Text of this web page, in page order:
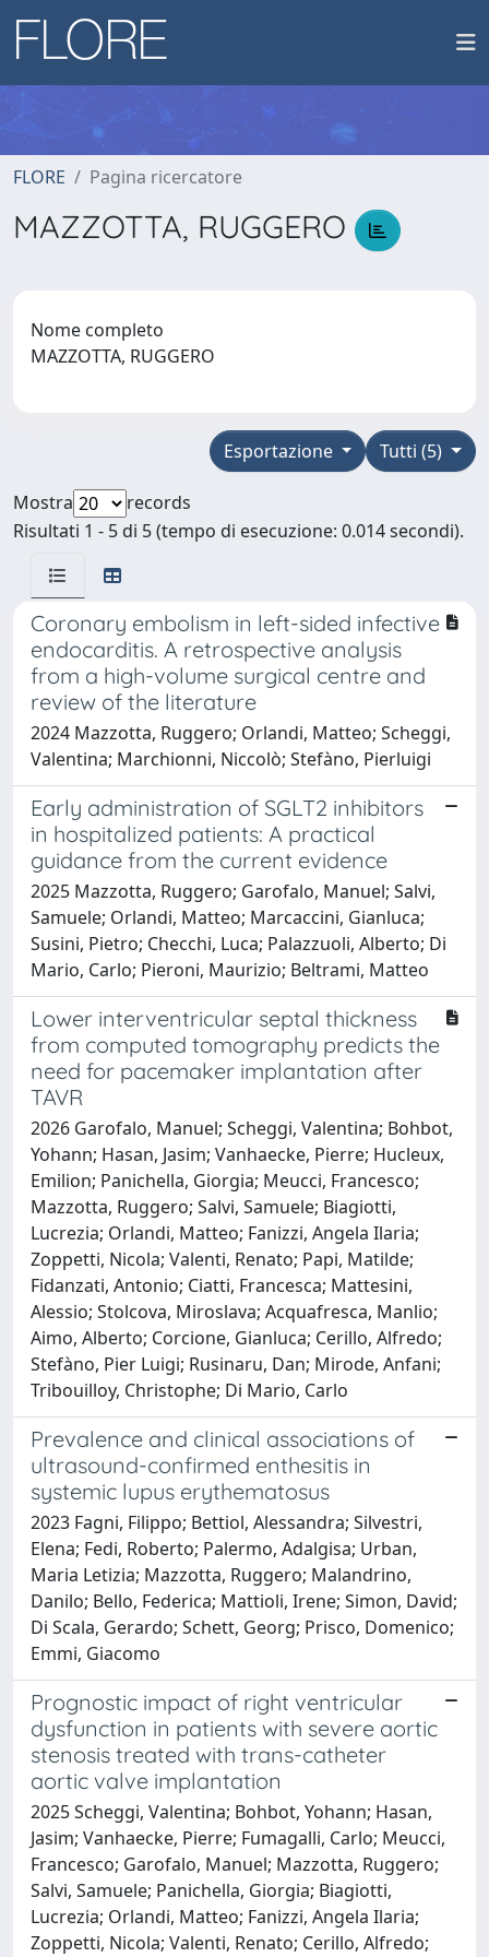
FLORE Pagina ricercatore
MAZZOTTA, RUGGERO
Nome completo
MAZZOTTA, RUGGERO
Tutti (5)
Esportazione
Mostra
records
Risultati 1 - 5 di 5 (tempo di esecuzione: 0.014 secondi).
Coronary embolism in left-sided infective
endocarditis. A retrospective analysis
from a high-volume surgical centre and
review of the literature
2024 Mazzotta, Ruggero; Orlandi, Matteo; Scheggi,
Valentina; Marchionni, Niccolò; Stefàno, Pierluigi
Early administration of SGLT2 inhibitors
in hospitalized patients: A practical
guidance from the current evidence
2025 Mazzotta, Ruggero; Garofalo, Manuel; Salvi,
Samuele; Orlandi, Matteo; Marcaccini, Gianluca;
Susini, Pietro; Checchi, Luca; Palazzuoli, Alberto; Di
Mario, Carlo; Pieroni, Maurizio; Beltrami, Matteo
Lower interventricular septal thickness
from computed tomography predicts the
need for pacemaker implantation after
TAVR
2026 Garofalo, Manuel; Scheggi, Valentina; Bohbot,
Yohann; Hasan, Jasim; Vanhaecke, Pierre; Hucleux,
Emilion; Panichella, Giorgia; Meucci, Francesco;
Mazzotta, Ruggero; Salvi, Samuele; Biagiotti,
Lucrezia; Orlandi, Matteo; Fanizzi, Angela Ilaria;
Zoppetti, Nicola; Valenti, Renato; Papi, Matilde;
Fidanzati, Antonio; Ciatti, Francesca; Mattesini,
Alessio; Stolcova, Miroslava; Acquafresca, Manlio;
Aimo, Alberto; Corcione, Gianluca; Cerillo, Alfredo;
Stefàno, Pier Luigi; Rusinaru, Dan; Mirode, Anfani;
Tribouilloy, Christophe; Di Mario, Carlo
Prevalence and clinical associations of
ultrasound-confirmed enthesitis in
systemic lupus erythematosus
2023 Fagni, Filippo; Bettiol, Alessandra; Silvestri,
Elena; Fedi, Roberto; Palermo, Adalgisa; Urban,
Maria Letizia; Mazzotta, Ruggero; Malandrino,
Danilo; Bello, Federica; Mattioli, Irene; Simon, David;
Di Scala, Gerardo; Schett, Georg; Prisco, Domenico;
Emmi, Giacomo
Prognostic impact of right ventricular
dysfunction in patients with severe aortic
stenosis treated with trans-catheter
aortic valve implantation
2025 Scheggi, Valentina; Bohbot, Yohann; Hasan,
Jasim; Vanhaecke, Pierre; Fumagalli, Carlo; Meucci,
Francesco; Garofalo, Manuel; Mazzotta, Ruggero;
Salvi, Samuele; Panichella, Giorgia; Biagiotti,
Lucrezia; Orlandi, Matteo; Fanizzi, Angela Ilaria;
Zoppetti, Nicola; Valenti, Renato; Cerillo, Alfredo;